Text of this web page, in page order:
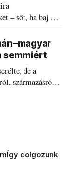
– sőt, ha baj van
semmiért
de a
származásról
Így dolgozunk